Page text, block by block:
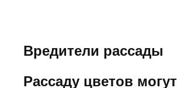
Вредители рассады
Рассаду цветов могут